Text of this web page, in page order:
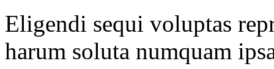
Eligendi sequi voluptas
harum soluta numquam